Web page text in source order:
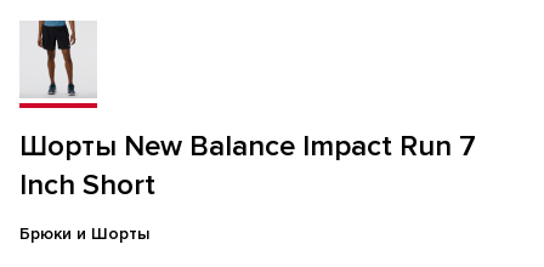
Шорты New Balance Impact Run 7
Inch Short
Брюки и Шорты